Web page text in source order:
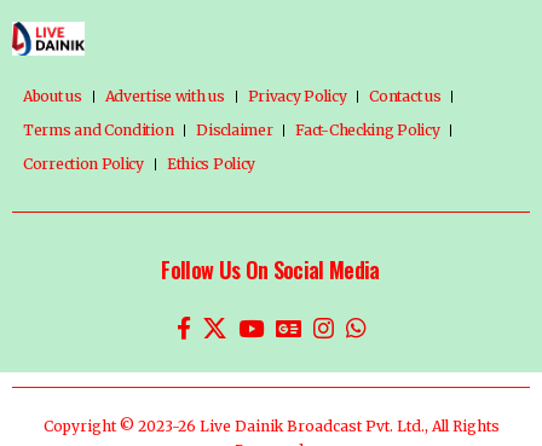
About us Advertise with us Privacy Policy
Contact us
Terms and Condition
Disclaimer
Fact-Checking Policy
Correction Policy
Ethics Policy
Follow Us On Social Media
Copyright © 2023-26 Live Dainik Broadcast Pvt. Ltd., All Rights